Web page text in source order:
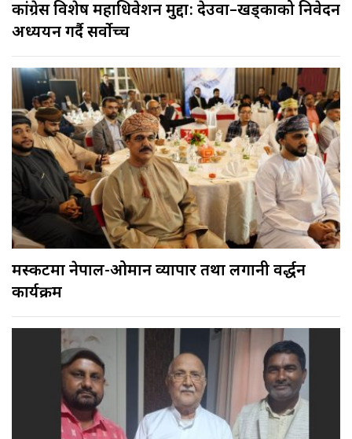
कांग्रेस विशेष महाधिवेशन मुद्दा: देउवा–खड्काको निवेदन
अध्ययन गर्दै सर्वोच्च
मस्कटमा नेपाल-ओमान व्यापार तथा लगानी प्रवर्द्धन
कार्यक्रम